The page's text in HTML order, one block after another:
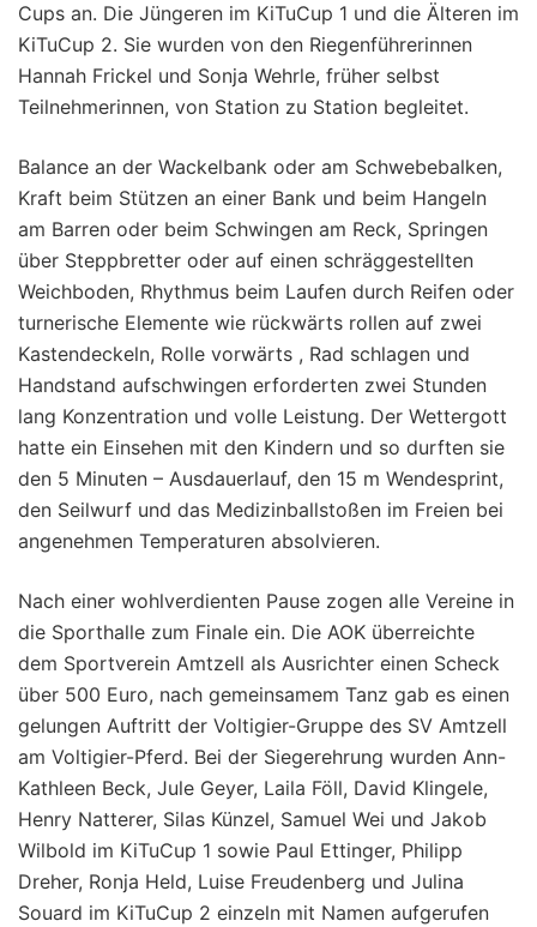
Cups an. Die Jüngeren im KiTuCup 1 und die Älteren im
KiTuCup 2. Sie wurden von den Riegenführerinnen
Hannah Frickel und Sonja Wehrle, früher selbst
Teilnehmerinnen, von Station zu Station begleitet.
Balance an der Wackelbank oder am Schwebebalken,
Kraft beim Stützen an einer Bank und beim Hangeln
am Barren oder beim Schwingen am Reck, Springen
über Steppbretter oder auf einen schräggestellten
Weichboden, Rhythmus beim Laufen durch Reifen oder
turnerische Elemente wie rückwärts rollen auf zwei
Kastendeckeln, Rolle vorwärts , Rad schlagen und
Handstand aufschwingen erforderten zwei Stunden
lang Konzentration und volle Leistung. Der Wettergott
hatte ein Einsehen mit den Kindern und so durften sie
den 5 Minuten – Ausdauerlauf, den 15 m Wendesprint,
den Seilwurf und das Medizinballstoßen im Freien bei
angenehmen Temperaturen absolvieren.
Nach einer wohlverdienten Pause zogen alle Vereine in
die Sporthalle zum Finale ein. Die AOK überreichte
dem Sportverein Amtzell als Ausrichter einen Scheck
über 500 Euro, nach gemeinsamem Tanz gab es einen
gelungen Auftritt der Voltigier-Gruppe des SV Amtzell
am Voltigier-Pferd. Bei der Siegerehrung wurden Ann-
Kathleen Beck, Jule Geyer, Laila Föll, David Klingele,
Henry Natterer, Silas Künzel, Samuel Wei und Jakob
Wilbold im KiTuCup 1 sowie Paul Ettinger, Philipp
Dreher, Ronja Held, Luise Freudenberg und Julina
Souard im KiTuCup 2 einzeln mit Namen aufgerufen